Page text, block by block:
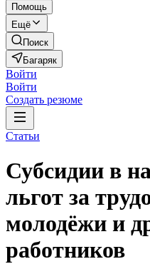
Помощь
Ещё
Поиск
Багаряк
Войти
Войти
Создать резюме
Статьи
Субсидии в
льгот за
молодёжи и
работников